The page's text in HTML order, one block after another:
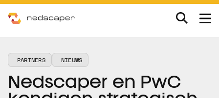
Skip to main content
MXDR
Consultancy
PARTNERS NIEUWS
Nedscaper en PwC